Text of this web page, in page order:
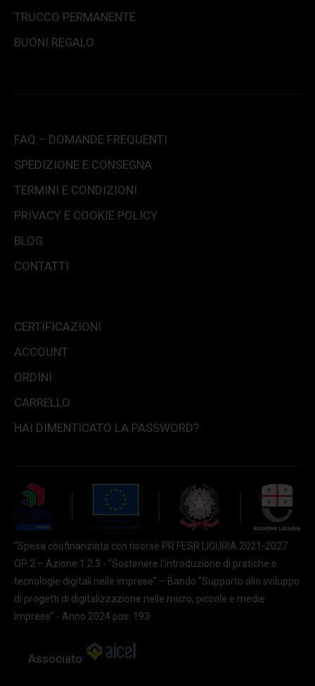
TRUCCO PERMANENTE
BUONI REGALO
FAQ – DOMANDE FREQUENTI
SPEDIZIONE E CONSEGNA
TERMINI E CONDIZIONI
PRIVACY E COOKIE POLICY
BLOG
CONTATTI
CERTIFICAZIONI
ACCOUNT
ORDINI
CARRELLO
HAI DIMENTICATO LA PASSWORD?
“Spesa coofinanziata con risorse PR FESR LIGURIA 2021-2027
OP 2 – Azione 1.2.3 - "Sostenere l'introduzione di pratiche e
tecnologie digitali nelle imprese” – Bando “Supporto allo sviluppo
di progetti di digitalizzazione nelle micro, piccole e medie
imprese” - Anno 2024 pos. 193
Associato